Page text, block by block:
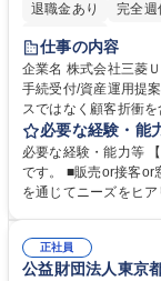
退職金あり
完全週
土日祝休み
仕事の内容
企業名 株式会社三菱ＵＦＪ銀行 求人名 【東京都】
手続受付/資産運用提案)/後方事務/
スではなく顧客折衝
事していただきます
ーション、お客様対応 ■窓口にて、ご来店された個人のお客様に対して金
融商品のご提案 ■効率
に必ずご覧ください
必要な経験・能
必要な経験・能力等
です。 ■販売or接客or
を通じてニーズをヒアリ
るので安心して入行
や社内副業等を活用
正社員
公益財団法人東京